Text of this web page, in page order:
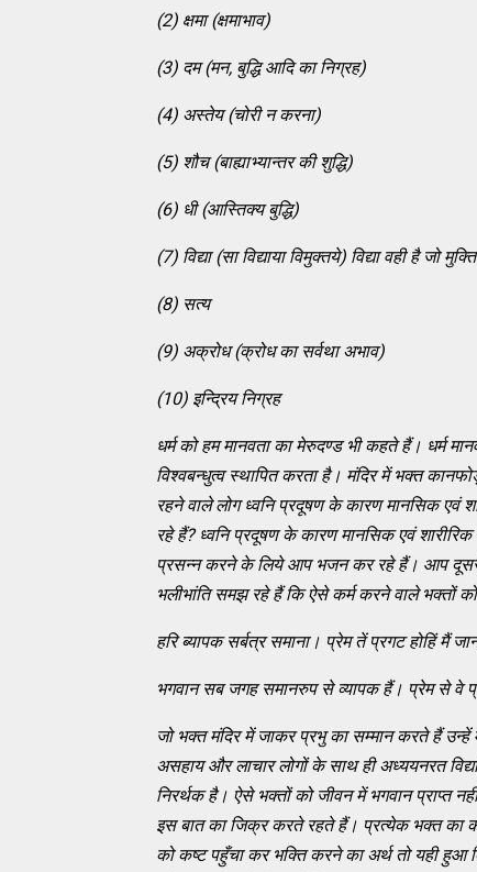
(2) क्षमा (क्षमाभाव)
(3) दम (मन, बुद्धि आदि का निग्रह)
(4) अस्तेय (चोरी न करना)
(5) शौच (बाह्याभ्यान्तर की शुद्धि)
(6) धी (आस्तिक्य बुद्धि)
(7) विद्या (सा विद्याया विमुक्तये) विद्या वही है जो
(8) सत्य
(9) अक्रोध (क्रोध का सर्वथा अभाव)
(10) इन्द्रिय निग्रह
धर्म को हम मानवता का मेरुदण्ड भी कहते हैं। धर्म
विश्वबन्धुत्व स्थापित करता है। मंदिर में भक्त
रहने वाले लोग ध्वनि प्रदूषण के कारण मानसिक एवं
रहे हैं? ध्वनि प्रदूषण के कारण मानसिक एवं
प्रसन्न करने के लिये आप भजन कर रहे हैं। आप
भलीभांति समझ रहे हैं कि ऐसे कर्म करने वाले भक्तों को
हरि ब्यापक सर्बत्र समाना। प्रेम तें प्रगट होहिं मैं
भगवान सब जगह समानरुप से व्यापक हैं। प्रेम से वे
जो भक्त मंदिर में जाकर प्रभु का सम्मान करते हैं उन्हें
असहाय और लाचार लोगों के साथ ही अध्ययनरत
निरर्थक है। ऐसे भक्तों को जीवन में भगवान प्राप्त
इस बात का जिक्र करते रहते हैं। प्रत्येक भक्त का
को कष्ट पहुँचा कर भक्ति करने का अर्थ तो यही हुआ